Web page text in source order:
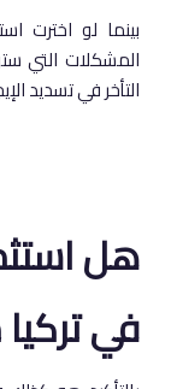
بينما لو اخترت
المشكلات التي
التأخر في تسديد
هل
في